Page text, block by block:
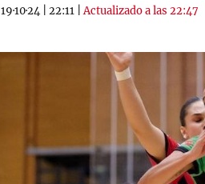
19·10·24 22:11 |Actualizado a las 22:47